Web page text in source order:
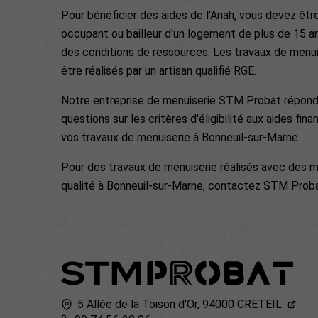
Pour bénéficier des aides de l'Anah, vous devez
occupant ou bailleur d'un logement de plus de 15
des conditions de ressources. Les travaux de
être réalisés par un artisan qualifié RGE.
Notre entreprise de menuiserie STM Probat
questions sur les critères d'éligibilité aux aides
vos travaux de menuiserie à Bonneuil-sur-Marne.
Pour des travaux de menuiserie réalisés avec des
qualité à Bonneuil-sur-Marne, contactez STM
5 Allée de la Toison d'Or, 94000 CRETEIL